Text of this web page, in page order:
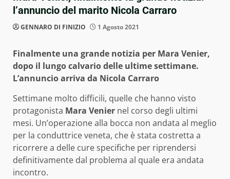
l’annuncio del marito Nicola Carraro
GENNARO DI FINIZIO 1 Agosto 2021
Finalmente una grande notizia per Mara Venier,
dopo il lungo calvario delle ultime settimane.
L’annuncio arriva da Nicola Carraro
Settimane molto difficili, quelle che hanno visto
protagonista Mara Venier nel corso degli ultimi
mesi. Un’operazione alla bocca non andata al meglio
per la conduttrice veneta, che è stata costretta a
ricorrere a delle cure specifiche per riprendersi
definitivamente dal problema al quale era andata
incontro.